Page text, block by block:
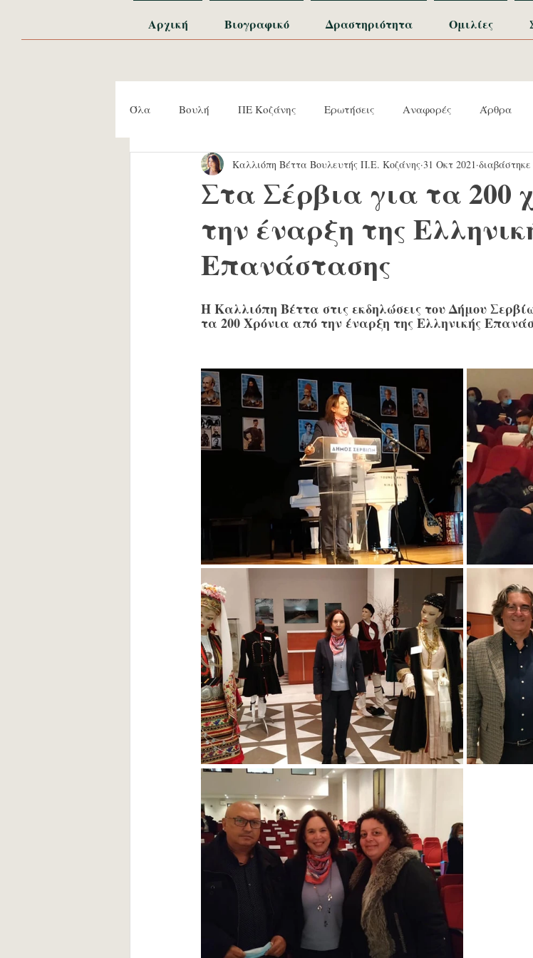
Αρχική Βιογραφικό Δραστηριότητα Ομιλίες
Όλα Βουλή ΠΕ Κοζάνης Ερωτήσεις Αναφορές Άρθρα
Εκδηλώσεις Συναντήσεις
Στα Σέρβια για τα 200
την έναρξη της
Επανάστασης
Καλλιόπη Βέττα Βουλευτής Π.Ε. Κοζάνης 31 Οκτ 2021
Η Καλλιόπη Βέττα στις εκδηλώσεις του Δήμου
τα 200 Χρόνια από την έναρξη της Ελληνικής